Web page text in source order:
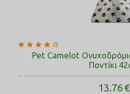
Pet Camelot
Ποντίκι
13.76€